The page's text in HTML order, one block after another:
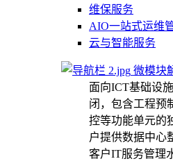
维保服务
AIO一站式运维
云与智能服务
微模块
面向ICT基础设
闭，包含工程预
控等功能单元的
户提供数据中心
客户IT服务管理